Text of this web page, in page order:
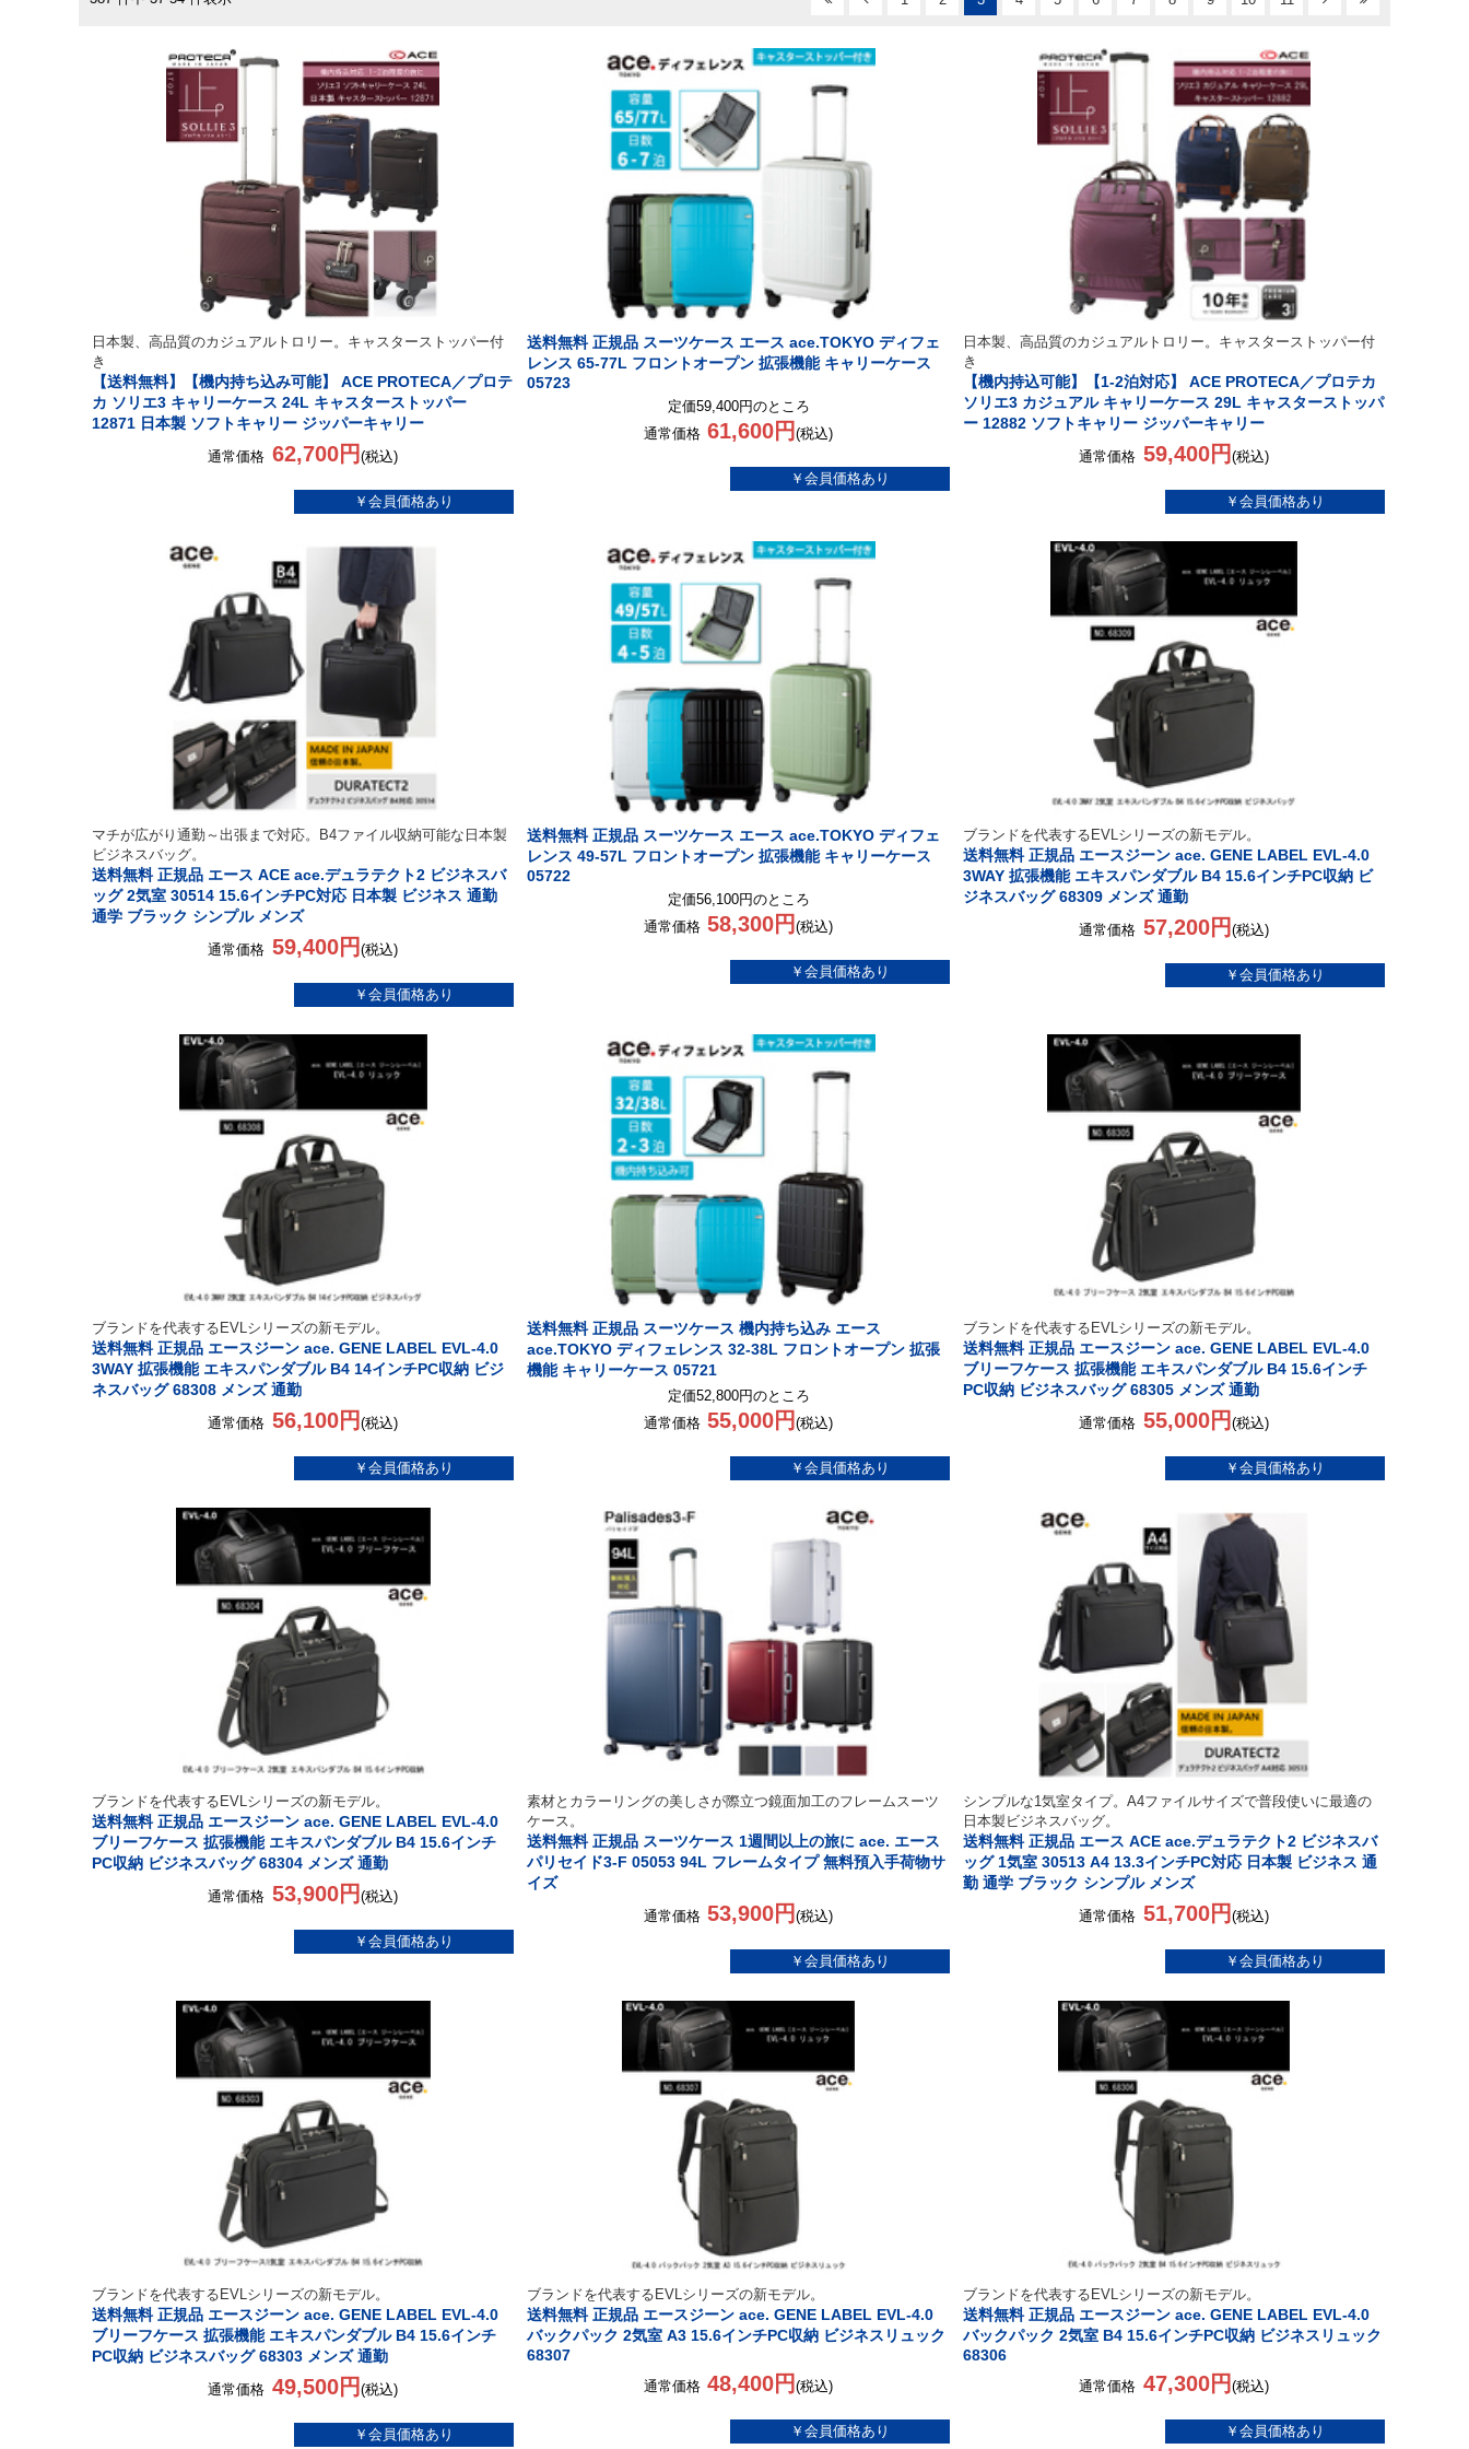
日本製、高品質のカジュアルトロリー。キャスターストッパー付
き
【送料無料】【機内持ち込み可能】 ACE PROTECA／プロテ
カ ソリエ3 キャリーケース 24L キャスターストッパー
12871 日本製 ソフトキャリー ジッパーキャリー
通常価格 62,700円 (税込)
送料無料 正規品 スーツケース エース ace.TOKYO ディフェ
レンス 65-77L フロントオープン 拡張機能 キャリーケース
05723
定価59,400円のところ
通常価格 61,600円(税込)
日本製、高品質のカジュアルトロリー。キャスターストッパー付
き
【機内持込可能】【1-2泊対応】 ACE PROTECA／プロテカ
ソリエ3 カジュアル キャリーケース 29L キャスターストッパ
ー 12882 ソフトキャリー ジッパーキャリー
通常価格 59,400円 (税込)
マチが広がり通勤～出張まで対応。B4ファイル収納可能な日本製
ビジネスバッグ。
送料無料 正規品 エース ACE ace.デュラテクト2 ビジネスバ
ッグ 2気室 30514 15.6インチPC対応 日本製 ビジネス 通勤
通学 ブラック シンプル メンズ
通常価格 59,400円 (税込)
送料無料 正規品 スーツケース エース ace.TOKYO ディフェ
レンス 49-57L フロントオープン 拡張機能 キャリーケース
05722
定価56,100円のところ
通常価格 58,300円(税込)
ブランドを代表するEVLシリーズの新モデル。
送料無料 正規品 エースジーン ace. GENE LABEL EVL-4.0
3WAY 拡張機能 エキスパンダブル B4 15.6インチPC収納 ビ
ジネスバッグ 68309 メンズ 通勤
通常価格 57,200円 (税込)
ブランドを代表するEVLシリーズの新モデル。
送料無料 正規品 エースジーン ace. GENE LABEL EVL-4.0
3WAY 拡張機能 エキスパンダブル B4 14インチPC収納 ビジ
ネスバッグ 68308 メンズ 通勤
通常価格 56,100円 (税込)
送料無料 正規品 スーツケース 機内持ち込み エース
ace.TOKYO ディフェレンス 32-38L フロントオープン 拡張
機能 キャリーケース 05721
定価52,800円のところ
通常価格 55,000円(税込)
ブランドを代表するEVLシリーズの新モデル。
送料無料 正規品 エースジーン ace. GENE LABEL EVL-4.0
ブリーフケース 拡張機能 エキスパンダブル B4 15.6インチ
PC収納 ビジネスバッグ 68305 メンズ 通勤
通常価格 55,000円 (税込)
ブランドを代表するEVLシリーズの新モデル。
送料無料 正規品 エースジーン ace. GENE LABEL EVL-4.0
ブリーフケース 拡張機能 エキスパンダブル B4 15.6インチ
PC収納 ビジネスバッグ 68304 メンズ 通勤
通常価格 53,900円 (税込)
素材とカラーリングの美しさが際立つ鏡面加工のフレームスーツ
ケース。
送料無料 正規品 スーツケース 1週間以上の旅に ace. エース
パリセイド3-F 05053 94L フレームタイプ 無料預入手荷物サ
イズ
通常価格 53,900円(税込)
シンプルな1気室タイプ。A4ファイルサイズで普段使いに最適の
日本製ビジネスバッグ。
送料無料 正規品 エース ACE ace.デュラテクト2 ビジネスバ
ッグ 1気室 30513 A4 13.3インチPC対応 日本製 ビジネス 通
勤 通学 ブラック シンプル メンズ
通常価格 51,700円 (税込)
ブランドを代表するEVLシリーズの新モデル。
送料無料 正規品 エースジーン ace. GENE LABEL EVL-4.0
ブリーフケース 拡張機能 エキスパンダブル B4 15.6インチ
PC収納 ビジネスバッグ 68303 メンズ 通勤
通常価格 49,500円 (税込)
ブランドを代表するEVLシリーズの新モデル。
送料無料 正規品 エースジーン ace. GENE LABEL EVL-4.0
バックパック 2気室 A3 15.6インチPC収納 ビジネスリュック
68307
通常価格 48,400円(税込)
ブランドを代表するEVLシリーズの新モデル。
送料無料 正規品 エースジーン ace. GENE LABEL EVL-4.0
バックパック 2気室 B4 15.6インチPC収納 ビジネスリュック
68306
通常価格 47,300円 (税込)